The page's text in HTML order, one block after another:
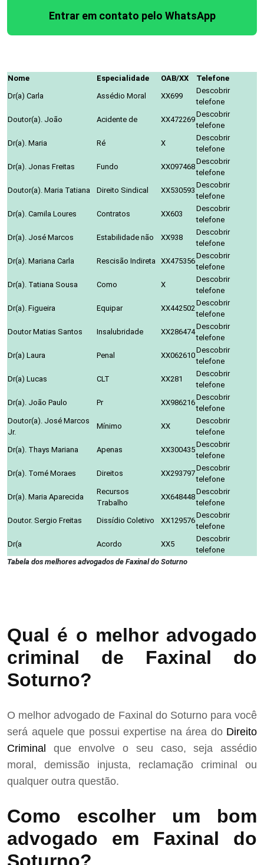
Entrar em contato pelo WhatsApp
Nome Especialidade OAB/XX
Telefone
Dr(a) Carla
Assédio Moral XX699
Descobrir
telefone
Doutor(a). João
Acidente de XX472269
Descobrir
telefone
Dr(a). Maria
Ré X
Descobrir
telefone
Dr(a). Jonas Freitas
Fundo XX097468
Descobrir
telefone
Doutor(a). Maria Tatiana
Direito Sindical XX530593
Descobrir
telefone
Dr(a). Camila Loures
Contratos XX603
Descobrir
telefone
Dr(a). José Marcos
Estabilidade não XX938
Descobrir
telefone
Dr(a). Mariana Carla
Rescisão Indireta XX475356
Descobrir
telefone
Dr(a). Tatiana Sousa
Como X
Descobrir
telefone
Dr(a). Figueira
Equipar XX442502
Descobrir
telefone
Doutor Matias Santos
Insalubridade XX286474
Descobrir
telefone
Dr(a) Laura
Penal XX062610
Descobrir
telefone
Dr(a) Lucas
CLT XX281
Descobrir
telefone
Dr(a). João Paulo
Pr XX986216
Descobrir
telefone
Doutor(a). José Marcos
Jr.
Mínimo XX
Descobrir
telefone
Dr(a). Thays Mariana
Apenas XX300435
Descobrir
telefone
Dr(a). Tomé Moraes
Direitos XX293797
Descobrir
telefone
Dr(a). Maria Aparecida
Recursos
Trabalho
XX648448
Descobrir
telefone
Doutor. Sergio Freitas
Dissídio Coletivo XX129576
Descobrir
telefone
Dr(a
Acordo XX5
Descobrir
telefone
Tabela dos melhores advogados de Faxinal do Soturno
Qual é o melhor advogado
criminal de Faxinal do
Soturno?
O melhor advogado de Faxinal do Soturno para você
será aquele que possui expertise na área do Direito
Criminal que envolve o seu caso, seja assédio
moral, demissão injusta, reclamação criminal ou
qualquer outra questão.
Como escolher um bom
advogado em Faxinal do